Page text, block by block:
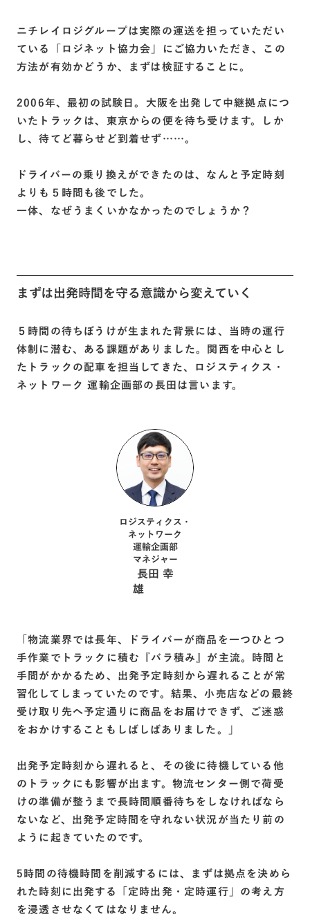
ニチレイロジグループは実際の運送を担っていただい
ている「ロジネット協力会」にご協力いただき、この
方法が有効かどうか、まずは検証することに。
2006年、最初の試験日。大阪を出発して中継拠点につ
いたトラックは、東京からの便を待ち受けます。しか
し、待てど暮らせど到着せず……。
ドライバーの乗り換えができたのは、なんと予定時刻
よりも５時間も後でした。
一体、なぜうまくいかなかったのでしょうか？
まずは出発時間を守る意識から変えていく
５時間の待ちぼうけが生まれた背景には、当時の運行
体制に潜む、ある課題がありました。関西を中心とし
たトラックの配車を担当してきた、ロジスティクス・
ネットワーク 運輸企画部の長田は言います。
ロジスティクス・
ネットワーク
運輸企画部
マネジャー
長田 幸
雄
「物流業界では長年、ドライバーが商品を一つひとつ
手作業でトラックに積む『バラ積み』が主流。時間と
手間がかかるため、出発予定時刻から遅れることが常
習化してしまっていたのです。結果、小売店などの最終
受け取り先へ予定通りに商品をお届けできず、ご迷惑
をおかけすることもしばしばありました。」
出発予定時刻から遅れると、その後に待機している他
のトラックにも影響が出ます。物流センター側で荷受
けの準備が整うまで長時間順番待ちをしなければなら
ないなど、出発予定時間を守れない状況が当たり前の
ように起きていたのです。
5時間の待機時間を削減するには、まずは拠点を決めら
れた時刻に出発する「定時出発・定時運行」の考え方
を浸透させなくてはなりません。